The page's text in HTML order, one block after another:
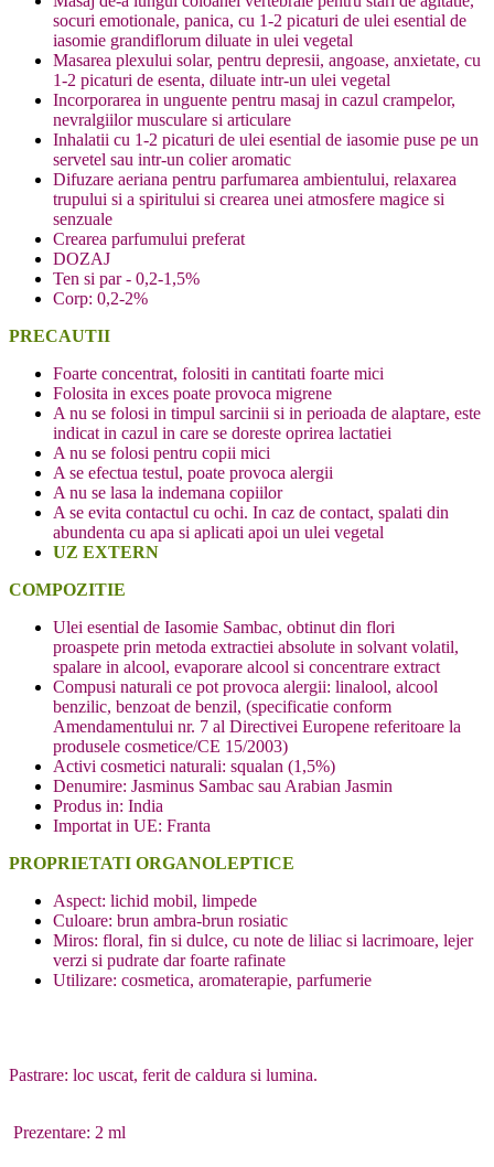
socuri emotionale, panica, cu 1-2 picaturi de ulei esential de
iasomie grandiflorum diluate in ulei vegetal
Masarea plexului solar, pentru depresii, angoase, anxietate, cu
1-2 picaturi de esenta, diluate intr-un ulei vegetal
Incorporarea in unguente pentru masaj in cazul crampelor,
nevralgiilor musculare si articulare
Inhalatii cu 1-2 picaturi de ulei esential de iasomie puse pe un
servetel sau intr-un colier aromatic
Difuzare aeriana pentru parfumarea ambientului, relaxarea
trupului si a spiritului si crearea unei atmosfere magice si
senzuale
Crearea parfumului preferat
DOZAJ
Ten si par - 0,2-1,5%
Corp: 0,2-2%
PRECAUTII
Foarte concentrat, folositi in cantitati foarte mici
Folosita in exces poate provoca migrene
A nu se folosi in timpul sarcinii si in perioada de alaptare, este
indicat in cazul in care se doreste oprirea lactatiei
A nu se folosi pentru copii mici
A se efectua testul, poate provoca alergii
A nu se lasa la indemana copiilor
A se evita contactul cu ochi. In caz de contact, spalati din
abundenta cu apa si aplicati apoi un ulei vegetal
UZ EXTERN
COMPOZITIE
Ulei esential de Iasomie Sambac, obtinut din flori
proaspete prin metoda extractiei absolute in solvant volatil,
spalare in alcool, evaporare alcool si concentrare extract
Compusi naturali ce pot provoca alergii: linalool, alcool
benzilic, benzoat de benzil, (specificatie conform
Amendamentului nr. 7 al Directivei Europene referitoare la
produsele cosmetice/CE 15/2003)
Activi cosmetici naturali: squalan (1,5%)
Denumire: Jasminus Sambac sau Arabian Jasmin
Produs in: India
Importat in UE: Franta
PROPRIETATI ORGANOLEPTICE
Aspect: lichid mobil, limpede
Culoare: brun ambra-brun rosiatic
Miros: floral, fin si dulce, cu note de liliac si lacrimoare, lejer
verzi si pudrate dar foarte rafinate
Utilizare: cosmetica, aromaterapie, parfumerie
Pastrare: loc uscat, ferit de caldura si lumina.
Prezentare: 2 ml